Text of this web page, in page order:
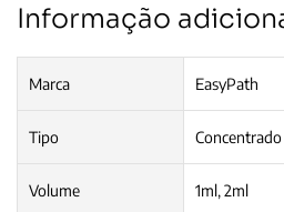
Informação
Marca EasyPath
Tipo Concentrado
Volume 1ml, 2ml